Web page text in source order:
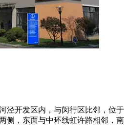
泾开发区内，与闵行区比邻，位于
侧，东面与中环线虹许路相邻，南